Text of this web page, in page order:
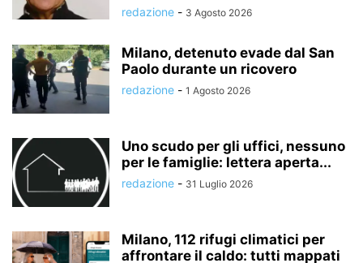
redazione - 3 Agosto 2026
Milano, detenuto evade dal San
Paolo durante un ricovero
redazione - 1 Agosto 2026
Uno scudo per gli uffici, nessuno
per le famiglie: lettera aperta...
redazione - 31 Luglio 2026
Milano, 112 rifugi climatici per
affrontare il caldo: tutti mappati